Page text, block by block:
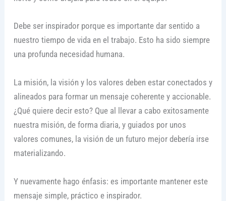
Debe ser inspirador porque es importante dar sentido a
nuestro tiempo de vida en el trabajo. Esto ha sido siempre
una profunda necesidad humana.
La misión, la visión y los valores deben estar conectados y
alineados para formar un mensaje coherente y accionable.
¿Qué quiere decir esto? Que al llevar a cabo exitosamente
nuestra misión, de forma diaria, y guiados por unos
valores comunes, la visión de un futuro mejor debería irse
materializando.
Y nuevamente hago énfasis: es importante mantener este
mensaje simple, práctico e inspirador.